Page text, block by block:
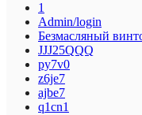
1
Admin/login
Безмасляный
JJJ25QQQ
py7v0
z6je7
ajbe7
q1cn1